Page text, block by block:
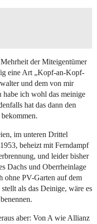
der Miteigentümer
eine Art „Kopf-an-Kopf-
und dem von mir
habe ich wohl das meinige
hat das dann den
im unteren Drittel
beheizt mit Ferndampf
und leider bisher
Dachs und Oberrheinlage
ohne PV-Garten auf dem
als das Deinige, wäre es
aber: Von A wie Allianz